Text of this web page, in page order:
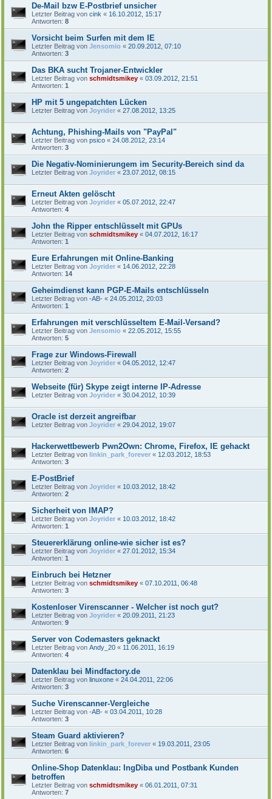
De-Mail bzw E-Postbrief unsicher
Letzter Beitrag von cink « 16.10.2012, 15:17
Antworten: 8
Vorsicht beim Surfen mit dem IE
Letzter Beitrag von Jensomio « 20.09.2012, 07:10
Antworten: 3
Das BKA sucht Trojaner-Entwickler
Letzter Beitrag von schmidtsmikey « 03.09.2012, 21:51
Antworten: 1
HP mit 5 ungepatchten Lücken
Letzter Beitrag von Joyrider « 27.08.2012, 13:25
Achtung, Phishing-Mails von "PayPal"
Letzter Beitrag von psico « 24.08.2012, 23:14
Antworten: 3
Die Negativ-Nominierungem im Security-Bereich sind da
Letzter Beitrag von Joyrider « 23.07.2012, 08:15
Erneut Akten gelöscht
Letzter Beitrag von Joyrider « 05.07.2012, 22:47
Antworten: 4
John the Ripper entschlüsselt mit GPUs
Letzter Beitrag von schmidtsmikey « 04.07.2012, 16:17
Antworten: 1
Eure Erfahrungen mit Online-Banking
Letzter Beitrag von Joyrider « 14.06.2012, 22:28
Antworten: 14
Geheimdienst kann PGP-E-Mails entschlüsseln
Letzter Beitrag von -AB- « 24.05.2012, 20:03
Antworten: 1
Erfahrungen mit verschlüsseltem E-Mail-Versand?
Letzter Beitrag von Jensomio « 22.05.2012, 15:55
Antworten: 5
Frage zur Windows-Firewall
Letzter Beitrag von Joyrider « 04.05.2012, 12:47
Antworten: 2
Webseite (für) Skype zeigt interne IP-Adresse
Letzter Beitrag von Joyrider « 30.04.2012, 10:39
Oracle ist derzeit angreifbar
Letzter Beitrag von Joyrider « 29.04.2012, 19:07
Hackerwettbewerb Pwn2Own: Chrome, Firefox, IE gehackt
Letzter Beitrag von linkin_park_forever « 12.03.2012, 18:53
Antworten: 3
E-PostBrief
Letzter Beitrag von Joyrider « 10.03.2012, 18:42
Antworten: 2
Sicherheit von IMAP?
Letzter Beitrag von Joyrider « 10.03.2012, 18:42
Antworten: 1
Steuererklärung online-wie sicher ist es?
Letzter Beitrag von Joyrider « 27.01.2012, 15:34
Antworten: 1
Einbruch bei Hetzner
Letzter Beitrag von schmidtsmikey « 07.10.2011, 06:48
Antworten: 3
Kostenloser Virenscanner - Welcher ist noch gut?
Letzter Beitrag von Joyrider « 20.09.2011, 21:23
Antworten: 9
Server von Codemasters geknackt
Letzter Beitrag von Andy_20 « 11.06.2011, 16:19
Antworten: 4
Datenklau bei Mindfactory.de
Letzter Beitrag von linuxone « 24.04.2011, 22:06
Antworten: 3
Suche Virenscanner-Vergleiche
Letzter Beitrag von -AB- « 03.04.2011, 10:28
Antworten: 3
Steam Guard aktivieren?
Letzter Beitrag von linkin_park_forever « 19.03.2011, 23:05
Antworten: 6
Online-Shop Datenklau: IngDiba und Postbank Kunden
betroffen
Letzter Beitrag von schmidtsmikey « 06.01.2011, 07:31
Antworten: 7